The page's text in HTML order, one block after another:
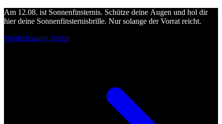
Am 12.08. ist Sonnenfinsternis. Schütze deine Augen und hol dir
hier deine Sonnenfinsternisbrille. Nur solange der Vorrat reicht.
Niederlassung finden